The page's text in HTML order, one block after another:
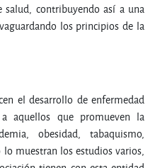
contribuyendo así a una
los principios de la
el desarrollo de enfermedad
aquellos que promueven la
obesidad, tabaquismo,
muestran los estudios varios,